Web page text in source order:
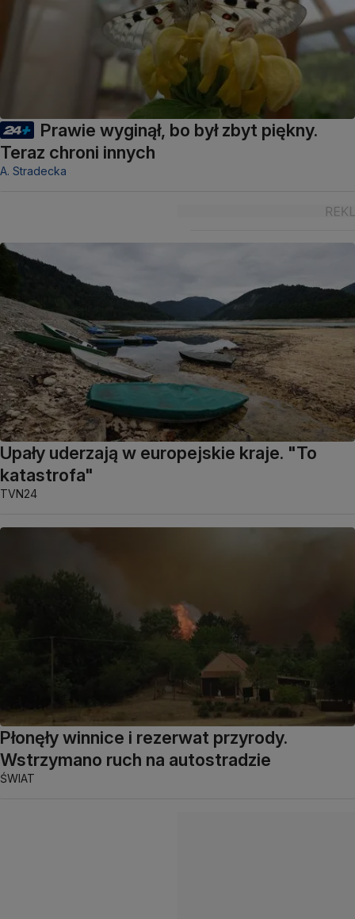
Prawie wyginął, bo był zbyt piękny.
Teraz chroni innych
A. Stradecka
Upały uderzają w europejskie kraje. "To
katastrofa"
TVN24
Płonęły winnice i rezerwat przyrody.
Wstrzymano ruch na autostradzie
ŚWIAT